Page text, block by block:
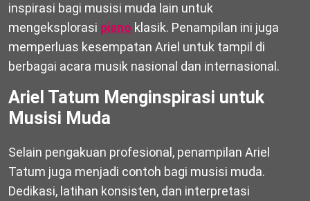
inspirasi bagi musisi muda lain untuk
mengeksplorasi piano klasik. Penampilan ini juga
memperluas kesempatan Ariel untuk tampil di
berbagai acara musik nasional dan internasional.
Ariel Tatum Menginspirasi untuk
Musisi Muda
Selain pengakuan profesional, penampilan Ariel
Tatum juga menjadi contoh bagi musisi muda.
Dedikasi, latihan konsisten, dan interpretasi